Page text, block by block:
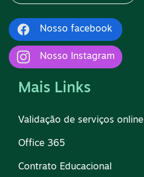
Nosso facebook
Nosso Instagram
Mais Links
Validação de serviços online
Office 365
Contrato Educacional